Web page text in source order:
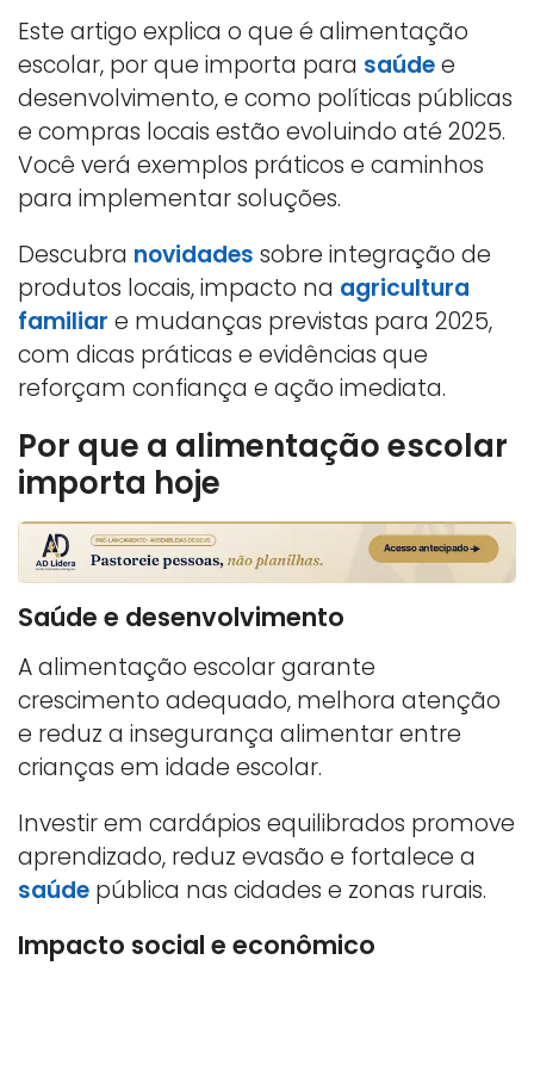
Este artigo explica o que é alimentação
escolar, por que importa para saúdee
desenvolvimento, e como políticas públicas
e compras locais estão evoluindo até 2025.
Você verá exemplos práticos e caminhos
para implementar soluções.
Descubra novidades sobre integração de
produtos locais, impacto na agricultura
familiar e mudanças previstas para 2025,
com dicas práticas e evidências que
reforçam confiança e ação imediata.
Por que a alimentação escolar
importa hoje
Saúde e desenvolvimento
A alimentação escolar garante
crescimento adequado, melhora atenção
e reduz a insegurança alimentar entre
crianças em idade escolar.
Investir em cardápios equilibrados promove
aprendizado, reduz evasão e fortalece a
saúde pública nas cidades e zonas rurais.
Impacto social e econômico